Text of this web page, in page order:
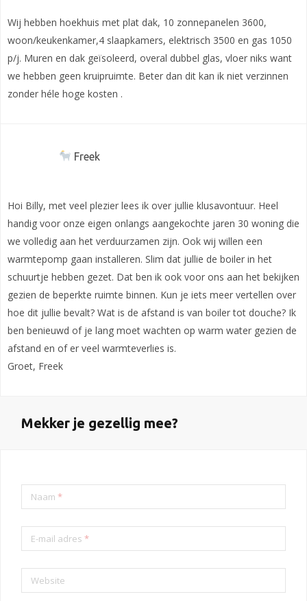
Wij hebben hoekhuis met plat dak, 10 zonnepanelen 3600,
woon/keukenkamer,4 slaapkamers, elektrisch 3500 en gas 1050
p/j. Muren en dak geïsoleerd, overal dubbel glas, vloer niks want
we hebben geen kruipruimte. Beter dan dit kan ik niet verzinnen
zonder héle hoge kosten .
Freek
Hoi Billy, met veel plezier lees ik over jullie klusavontuur. Heel
handig voor onze eigen onlangs aangekochte jaren 30 woning die
we volledig aan het verduurzamen zijn. Ook wij willen een
warmtepomp gaan installeren. Slim dat jullie de boiler in het
schuurtje hebben gezet. Dat ben ik ook voor ons aan het bekijken
gezien de beperkte ruimte binnen. Kun je iets meer vertellen over
hoe dit jullie bevalt? Wat is de afstand is van boiler tot douche? Ik
ben benieuwd of je lang moet wachten op warm water gezien de
afstand en of er veel warmteverlies is.
Groet, Freek
Mekker je gezellig mee?
Naam *
E-mail adres *
Website